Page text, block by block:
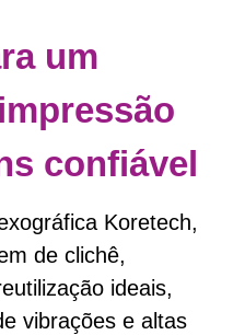
um
confiável
Koretech,
de clichê,
ideais,
vibrações e altas